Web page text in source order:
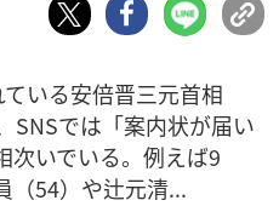
いる安倍晋三元首相
SNSでは「案内状が届い
次いでいる。例えば9
（54）や辻元清...